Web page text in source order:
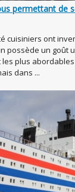
permettant de
cuisiniers ont
possède un goût
plus
dans ...